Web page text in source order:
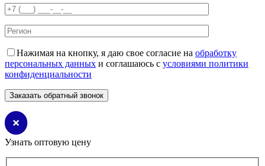
Нажимая на кнопку, я даю свое согласие на обработку
персональных данных и соглашаюсь с условиями политики
конфиденциальности
Узнать оптовую цену